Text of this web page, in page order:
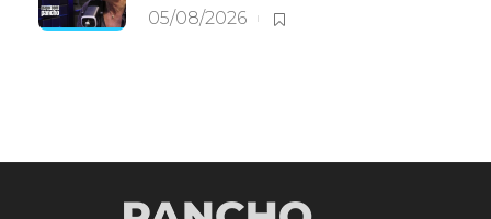
05/08/2026